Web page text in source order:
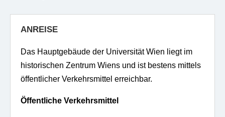
ANREISE
Das Hauptgebäude der Universität Wien liegt im
historischen Zentrum Wiens und ist bestens mittels
öffentlicher Verkehrsmittel erreichbar.
Öffentliche Verkehrsmittel